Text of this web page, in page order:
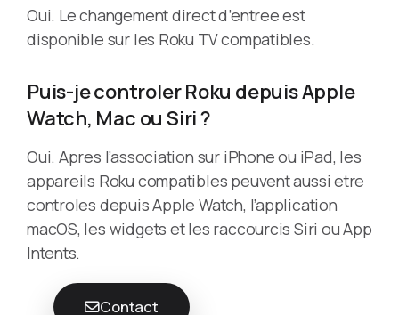
Oui. Le changement direct d’entree est
disponible sur les Roku TV compatibles.
Puis-je controler Roku depuis Apple
Watch, Mac ou Siri ?
Oui. Apres l’association sur iPhone ou iPad, les
appareils Roku compatibles peuvent aussi etre
controles depuis Apple Watch, l’application
macOS, les widgets et les raccourcis Siri ou App
Intents.
Contact